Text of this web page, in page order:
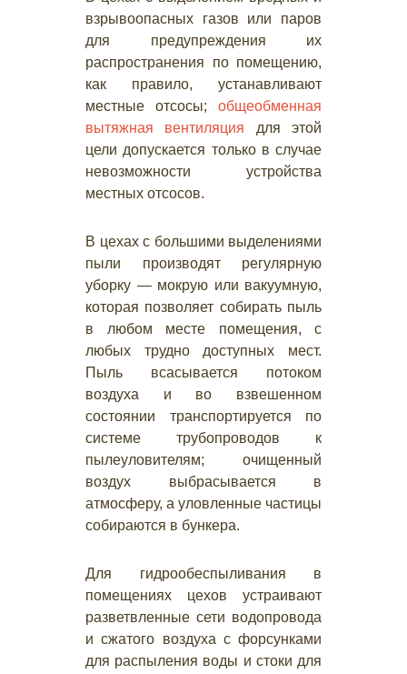
взрывоопасных газов или паров
для предупреждения их
распространения по помещению,
как правило, устанавливают
местные отсосы; общеобменная
вытяжная вентиляция для этой
цели допускается только в случае
невозможности устройства
местных отсосов.
В цехах с большими выделениями
пыли производят регулярную
уборку — мокрую или вакуумную,
которая позволяет собирать пыль
в любом месте помещения, с
любых трудно доступных мест.
Пыль всасывается потоком
воздуха и во взвешенном
состоянии транспортируется по
системе трубопроводов к
пылеуловителям; очищенный
воздух выбрасывается в
атмосферу, а уловленные частицы
собираются в бункера.
Для гидрообеспыливания в
помещениях цехов устраивают
разветвленные сети водопровода
и сжатого воздуха с форсунками
для распыления воды и стоки для